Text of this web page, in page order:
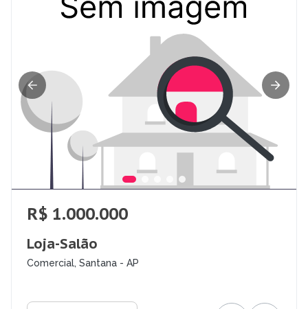
R$ 1.000.000
Loja-Salão
Comercial, Santana - AP